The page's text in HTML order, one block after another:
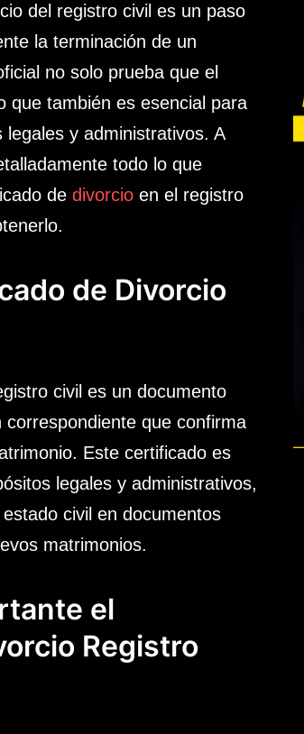
del registro civil es un paso
la terminación de un
no solo prueba que el
que también es esencial para
legales y administrativos. A
todo lo que
de divorcioen el registro
de Divorcio
civil es un documento
que confirma
Este certificado es
legales y administrativos,
civil en documentos
matrimonios.
el
Registro